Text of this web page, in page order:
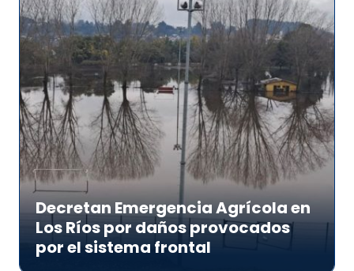
Decretan Emergencia Agrícola en
Los Ríos por daños provocados
por el sistema frontal